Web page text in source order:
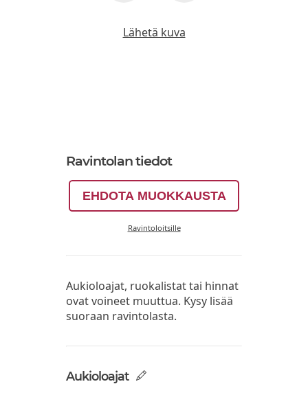
Lähetä kuva
Ravintolan tiedot
EHDOTA MUOKKAUSTA
Ravintoloitsille
Aukioloajat, ruokalistat tai hinnat
ovat voineet muuttua. Kysy lisää
suoraan ravintolasta.
Aukioloajat